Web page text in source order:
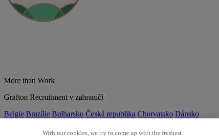
More than Work
Grafton Recruitment v zahraničí
Belgie Brazílie Bulharsko Česká republika Chorvatsko Dánsko
Německo Nizozemsko Norsko Polsko Portugalsko
With our cookies, we try to come up with the freshest